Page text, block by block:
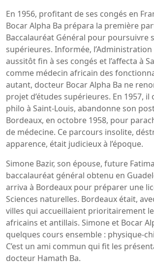
En 1956, profitant de ses congés en
Bocar Alpha Ba prépara la première
Baccalauréat Général pour poursuivre
supérieures. Informée,
aussitôt fin à ses congés et l’affecta à
comme médecin africain des
autant, docteur Bocar Alpha Ba ne
projet d’études supérieures. En 1957, il
philo à Saint-Louis, abandonne son
Bordeaux, en octobre 1958, pour
de médecine. Ce parcours insolite,
apparence, était judicieux à l’époque.
Simone Bazir, son épouse, future
baccalauréat général obtenu en
arriva à Bordeaux pour préparer une
Sciences naturelles. Bordeaux était,
villes qui accueillaient prioritairement
africains et antillais. Simone et Bocar
quelques cours ensemble : physique-
C’est un ami commun qui fit les
docteur Hamath Ba.